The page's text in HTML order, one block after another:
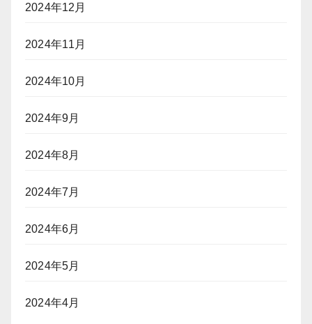
2024年12月
2024年11月
2024年10月
2024年9月
2024年8月
2024年7月
2024年6月
2024年5月
2024年4月